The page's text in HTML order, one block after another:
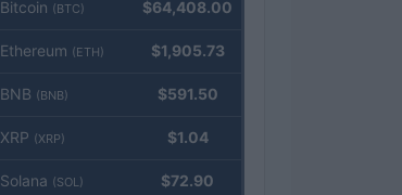
Bitcoin (BTC) $64,408.00
Ethereum (ETH) $1,905.73
BNB (BNB) $591.50
XRP (XRP) $1.04
Solana (SOL) $72.90